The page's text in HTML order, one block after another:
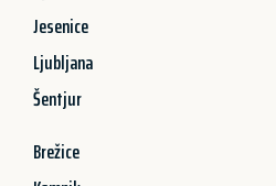
Jesenice
Ljubljana
Šentjur
Brežice